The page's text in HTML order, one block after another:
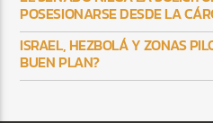
POSESIONARSE DESDE LA
ISRAEL, HEZBOLÁ Y ZONAS
BUEN PLAN?